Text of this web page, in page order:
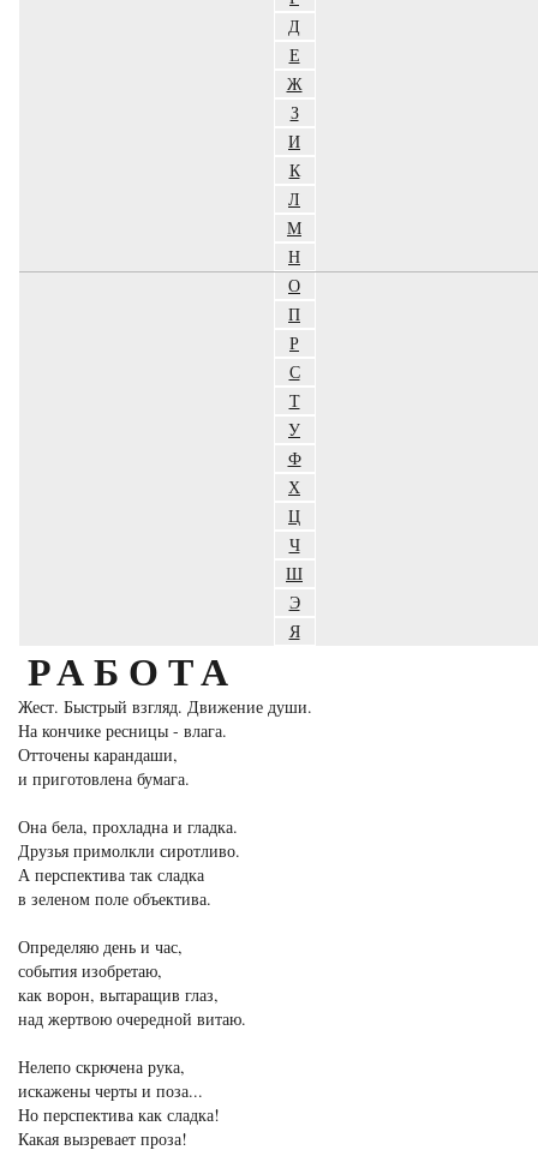
Д
Е
Ж
З
И
К
Л
М
Н
О
П
Р
С
Т
У
Ф
Х
Ц
Ч
Ш
Э
Я
РАБОТА
Жест. Быстрый взгляд. Движение души.
На кончике ресницы - влага.
Отточены карандаши,
и приготовлена бумага.
Она бела, прохладна и гладка.
Друзья примолкли сиротливо.
А перспектива так сладка
в зеленом поле объектива.
Определяю день и час,
события изобретаю,
как ворон, вытаращив глаз,
над жертвою очередной витаю.
Нелепо скрючена рука,
искажены черты и поза...
Но перспектива как сладка!
Какая вызревает проза!